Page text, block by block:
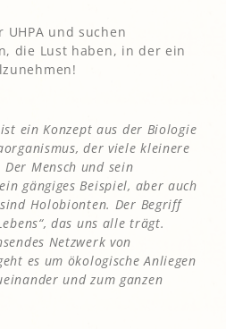
und suchen
die Lust haben, in der ein
ein Konzept aus der Biologie
der viele kleinere
Mensch und sein
gängiges Beispiel, aber auch
Holobionten. Der Begriff
das uns alle trägt.
Netzwerk von
es um ökologische Anliegen
und zum ganzen